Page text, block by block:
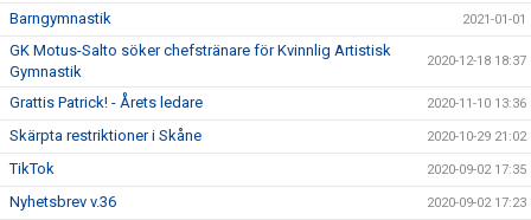
Barngymnastik 2021-01-01
GK Motus-Salto söker chefstränare för Kvinnlig Artistisk
Gymnastik
2020-12-18 18:37
Grattis Patrick! - Årets ledare 2020-11-10 13:36
Skärpta restriktioner i Skåne 2020-10-29 21:02
TikTok 2020-09-02 17:35
Nyhetsbrev v.36 2020-09-02 17:23